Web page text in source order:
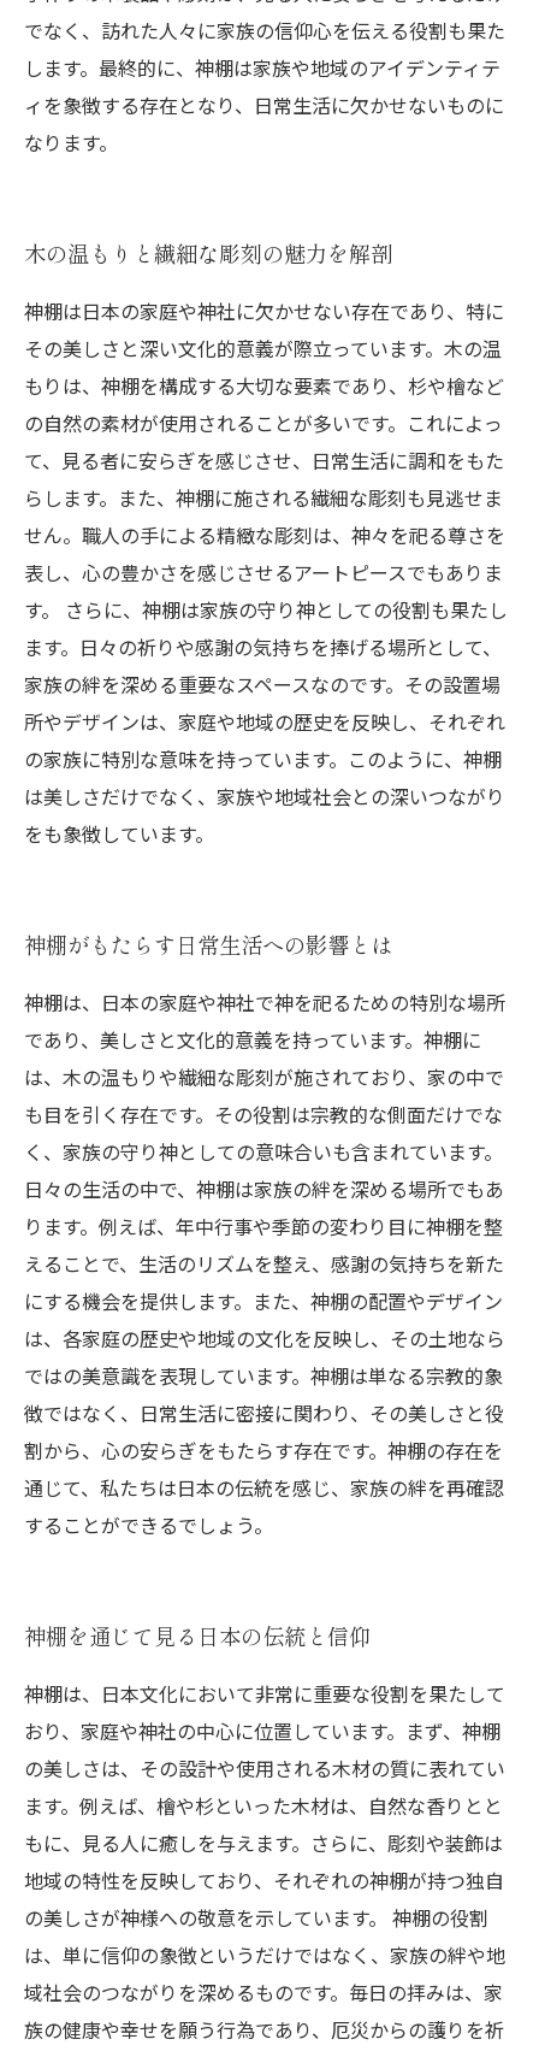
でなく、訪れた人々に家族の信仰心を伝える役割も果た
します。最終的に、神棚は家族や地域のアイデンティテ
ィを象徴する存在となり、日常生活に欠かせないものに
なります。
木の温もりと繊細な彫刻の魅力を解剖
神棚は日本の家庭や神社に欠かせない存在であり、特に
その美しさと深い文化的意義が際立っています。木の温
もりは、神棚を構成する大切な要素であり、杉や檜など
の自然の素材が使用されることが多いです。これによっ
て、見る者に安らぎを感じさせ、日常生活に調和をもた
らします。また、神棚に施される繊細な彫刻も見逃せま
せん。職人の手による精緻な彫刻は、神々を祀る尊さを
表し、心の豊かさを感じさせるアートピースでもありま
す。 さらに、神棚は家族の守り神としての役割も果たし
ます。日々の祈りや感謝の気持ちを捧げる場所として、
家族の絆を深める重要なスペースなのです。その設置場
所やデザインは、家庭や地域の歴史を反映し、それぞれ
の家族に特別な意味を持っています。このように、神棚
は美しさだけでなく、家族や地域社会との深いつながり
をも象徴しています。
神棚がもたらす日常生活への影響とは
神棚は、日本の家庭や神社で神を祀るための特別な場所
であり、美しさと文化的意義を持っています。神棚に
は、木の温もりや繊細な彫刻が施されており、家の中で
も目を引く存在です。その役割は宗教的な側面だけでな
く、家族の守り神としての意味合いも含まれています。
日々の生活の中で、神棚は家族の絆を深める場所でもあ
ります。例えば、年中行事や季節の変わり目に神棚を整
えることで、生活のリズムを整え、感謝の気持ちを新た
にする機会を提供します。また、神棚の配置やデザイン
は、各家庭の歴史や地域の文化を反映し、その土地なら
ではの美意識を表現しています。神棚は単なる宗教的象
徴ではなく、日常生活に密接に関わり、その美しさと役
割から、心の安らぎをもたらす存在です。神棚の存在を
通じて、私たちは日本の伝統を感じ、家族の絆を再確認
することができるでしょう。
神棚を通じて見る日本の伝統と信仰
神棚は、日本文化において非常に重要な役割を果たして
おり、家庭や神社の中心に位置しています。まず、神棚
の美しさは、その設計や使用される木材の質に表れてい
ます。例えば、檜や杉といった木材は、自然な香りとと
もに、見る人に癒しを与えます。さらに、彫刻や装飾は
地域の特性を反映しており、それぞれの神棚が持つ独自
の美しさが神様への敬意を示しています。 神棚の役割
は、単に信仰の象徴というだけではなく、家族の絆や地
域社会のつながりを深めるものです。毎日の拝みは、家
族の健康や幸せを願う行為であり、厄災からの護りを祈